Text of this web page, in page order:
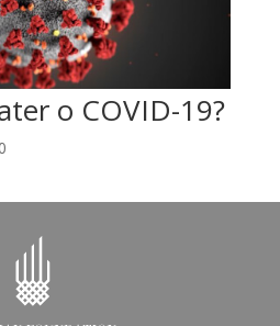
o COVID-19?